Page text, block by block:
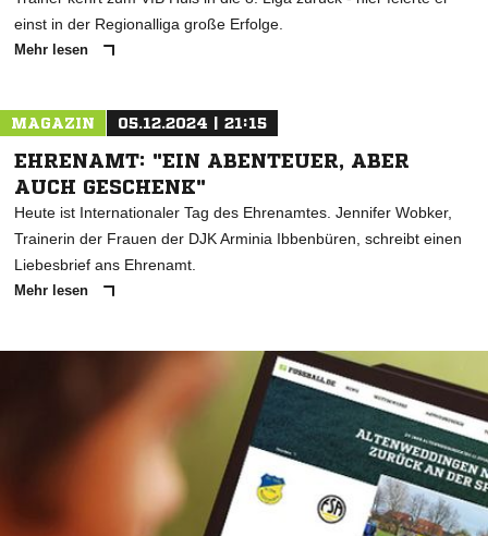
einst in der Regionalliga große Erfolge.
Mehr lesen
MAGAZIN 05.12.2024 | 21:15
EHRENAMT: "EIN ABENTEUER, ABER
AUCH GESCHENK"
Heute ist Internationaler Tag des Ehrenamtes. Jennifer Wobker,
Trainerin der Frauen der DJK Arminia Ibbenbüren, schreibt einen
Liebesbrief ans Ehrenamt.
Mehr lesen